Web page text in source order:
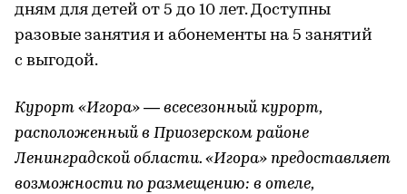
дням для детей от 5 до 10 лет. Доступны
разовые занятия и абонементы на 5 занятий
с выгодой.
Курорт «Игора» — всесезонный курорт,
расположенный в Приозерском районе
Ленинградской области. «Игора» предоставляет
возможности по размещению: в отеле,